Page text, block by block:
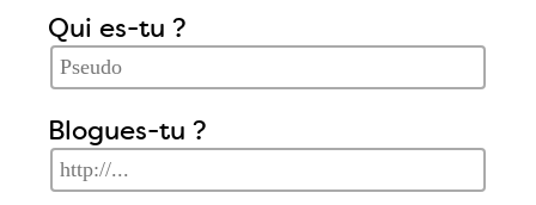
Qui es-tu ?
Blogues-tu ?